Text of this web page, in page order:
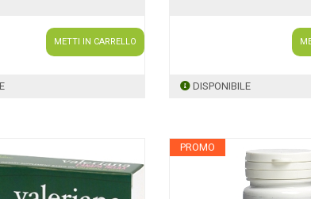
METTI IN CARRELLO
DISPONIBILE
PROMO